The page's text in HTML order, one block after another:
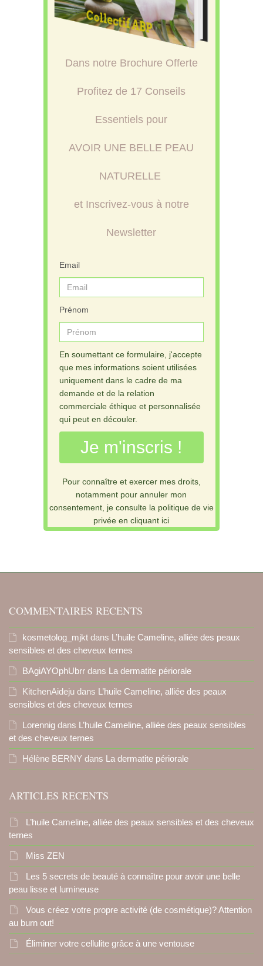
Dans notre Brochure Offerte
Profitez de 17 Conseils
Essentiels pour
AVOIR UNE BELLE PEAU
NATURELLE
et Inscrivez-vous à notre
Newsletter
Email
Prénom
En soumettant ce formulaire, j'accepte
que mes informations soient utilisées
uniquement dans le cadre de ma
demande et de la relation
commerciale éthique et personnalisée
qui peut en découler.
Je m'inscris !
Pour connaître et exercer mes droits,
notamment pour annuler mon
consentement, je consulte la politique de vie
privée en cliquant ici
COMMENTAIRES RECENTS
kosmetolog_mjkt dans L’huile Cameline, alliée des peaux
sensibles et des cheveux ternes
BAgiAYOphUbrr dans La dermatite périorale
KitchenAideju dans L’huile Cameline, alliée des peaux
sensibles et des cheveux ternes
Lorennig dans L’huile Cameline, alliée des peaux sensibles
et des cheveux ternes
Hélène BERNY dans La dermatite périorale
ARTICLES RECENTS
L’huile Cameline, alliée des peaux sensibles et des cheveux
ternes
Miss ZEN
Les 5 secrets de beauté à connaître pour avoir une belle
peau lisse et lumineuse
Vous créez votre propre activité (de cosmétique)? Attention
au burn out!
Éliminer votre cellulite grâce à une ventouse